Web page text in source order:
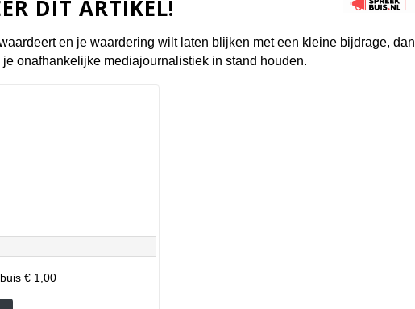
DIT ARTIKEL!
en je waardering wilt laten blijken met een kleine bijdrage, dan
je onafhankelijke mediajournalistiek in stand houden.
€ 1,00